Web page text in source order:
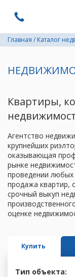
Главная / Каталог
Квартиры,
Агентство
крупнейших
оказывающая
рынке
проведении
продажа квартир,
срочный выкуп
оценке
Купить
Тип объекта: